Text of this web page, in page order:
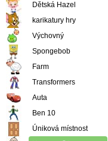
Dětská Hazel
karikatury hry
Výchovný
Spongebob
Farm
Transformers
Auta
Ben 10
Úniková místnost